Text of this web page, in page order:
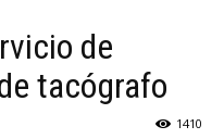
de
tacógrafo
1410